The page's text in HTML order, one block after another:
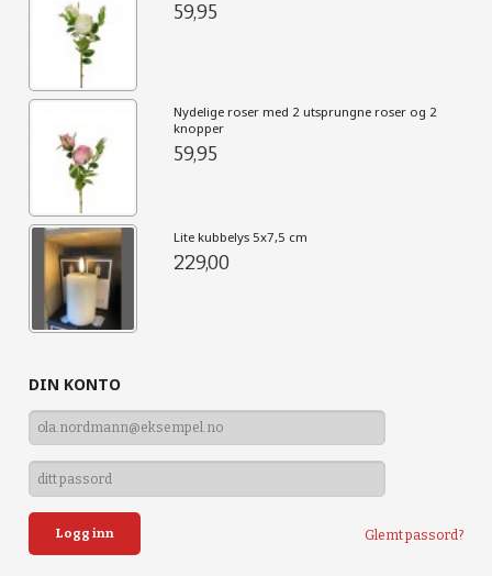
59,95
Nydelige roser med 2 utsprungne roser og 2
knopper
59,95
Lite kubbelys 5x7,5 cm
229,00
DIN KONTO
Glemt passord?